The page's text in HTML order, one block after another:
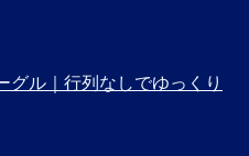
グル｜行列なしでゆっくり